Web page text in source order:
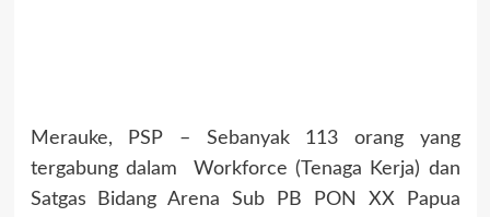
Merauke, PSP – Sebanyak 113 orang yang
tergabung dalam Workforce (Tenaga Kerja) dan
Satgas Bidang Arena Sub PB PON XX Papua